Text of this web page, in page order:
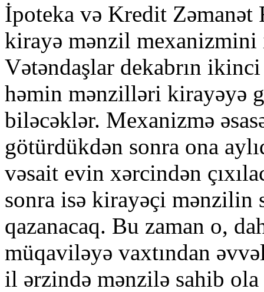
İpoteka və Kredit Zəmanət
kirayə mənzil mexanizmini
Vətəndaşlar dekabrın
həmin mənzilləri kirayəyə
biləcəklər. Mexanizmə
götürdükdən sonra ona
vəsait evin xərcindən
sonra isə kirayəçi mənzilin
qazanacaq. Bu zaman o,
müqaviləyə vaxtından
il ərzində mənzilə sahib